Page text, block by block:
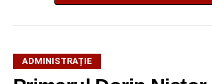
Potrivit autorităților locale, sistemul de
ADMINISTRAȚIE